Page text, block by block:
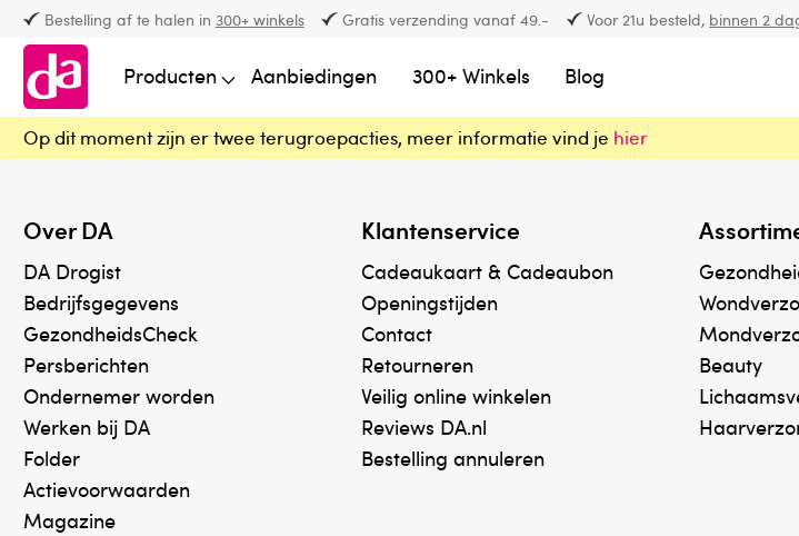
Bestelling af te halen in 300+ winkels Gratis verzending vanaf 49.- Voor 21u besteld, binnen 2
Producten Aanbiedingen 300+ Winkels Blog
Op dit moment zijn er twee terugroepacties, meer informatie vind je hier
Over DA
DA Drogist
Bedrijfsgegevens
GezondheidsCheck
Persberichten
Ondernemer worden
Werken bij DA
Folder
Actievoorwaarden
Magazine
Klantenservice
Cadeaukaart & Cadeaubon
Openingstijden
Contact
Retourneren
Veilig online winkelen
Reviews DA.nl
Bestelling annuleren
Beauty